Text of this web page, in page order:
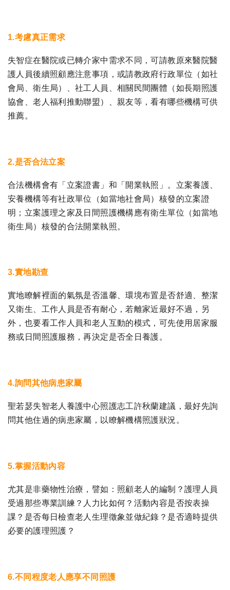
1.考慮真正需求
失智症在醫院或已轉介家中需求不同，可請教原來醫院醫
護人員後續照顧應注意事項，或請教政府行政單位（如社
會局、衛生局）、社工人員、相關民間團體（如長期照護
協會、老人福利推動聯盟）、親友等，看有哪些機構可供
推薦。
2.是否合法立案
合法機構會有「立案證書」和「開業執照」。立案養護、
安養機構等有社政單位（如當地社會局）核發的立案證
明；立案護理之家及日間照護機構應有衛生單位（如當地
衛生局）核發的合法開業執照。
3.實地勘查
實地瞭解裡面的氣氛是否溫馨、環境布置是否舒適、整潔
又衛生、工作人員是否有耐心，若離家近最好不過，另
外，也要看工作人員和老人互動的模式，可先使用居家服
務或日間照護服務，再決定是否全日養護。
4.詢問其他病患家屬
聖若瑟失智老人養護中心照護志工許秋蘭建議，最好先詢
問其他住過的病患家屬，以瞭解機構照護狀況。
5.掌握活動內容
尤其是非藥物性治療，譬如：照顧老人的編制？護理人員
受過那些專業訓練？人力比如何？活動內容是否按表操
課？是否每日檢查老人生理徵象並做紀錄？是否適時提供
必要的護理照護？
6.不同程度老人應享不同照護